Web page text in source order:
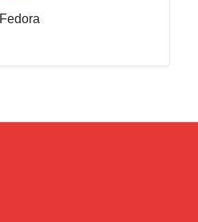
Fedora